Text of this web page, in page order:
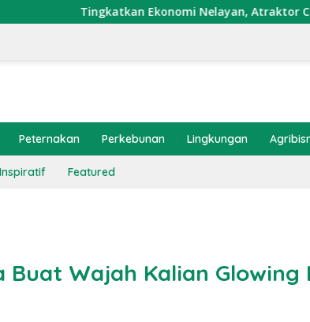
Ekonomi Nelayan, Atraktor Cumi Dipasang di
Peternakan Perkebunan Lingkungan
Inspiratif Featured
Buat Wajah Kalian Glowing